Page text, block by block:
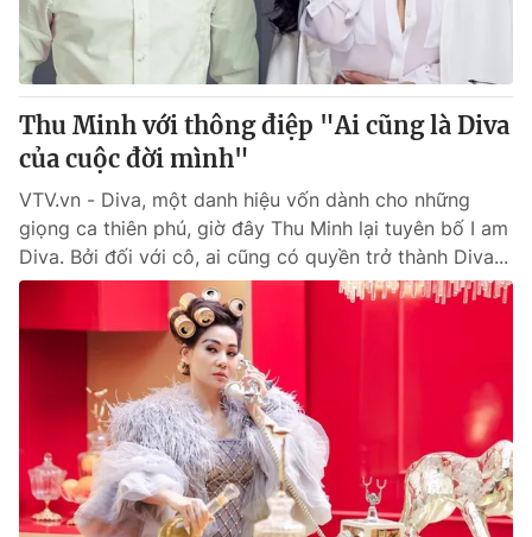
Thu Minh với thông điệp "Ai cũng là Diva
của cuộc đời mình"
VTV.vn - Diva, một danh hiệu vốn dành cho những
giọng ca thiên phú, giờ đây Thu Minh lại tuyên bố I am
Diva. Bởi đối với cô, ai cũng có quyền trở thành Diva...